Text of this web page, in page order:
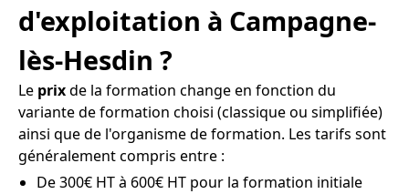
d'exploitation à Campagne-
lès-Hesdin ?
Le prixde la formation change en fonction du
variante de formation choisi (classique ou simplifiée)
ainsi que de l'organisme de formation. Les tarifs sont
généralement compris entre :
De 300€ HT à 600€ HT pour la formation initiale